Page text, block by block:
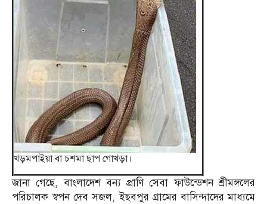
খড়মপাইয়া বা চশমা ছাপ গোখড়া।
জানা গেছে, বাংলাদেশ বন্য প্রাণি সেবা ফাউন্ডেশন শ্রীমঙ্গলের
পরিচালক স্বপন দেব সজল, ইছবপুর গ্রামের বাসিন্দাদের মাধ্যমে